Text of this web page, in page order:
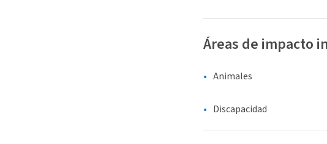
Áreas de impacto
Animales
Discapacidad